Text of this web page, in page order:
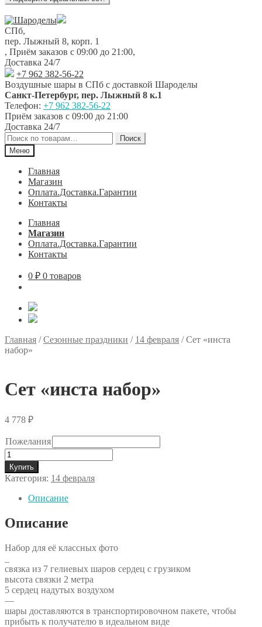
Перейти
к
навигации
Перейти
к
содержимому
СПб,
пер. Лыжный 8, корп. 1
, Приём заказов с 09:00 до 21:00,
Доставка 24/7
+7 962 382-56-22
Воздушные шары в СПб с доставкой Шароделы
Санкт-Петербург, пер. Лыжный 8 к.1
Телефон: +7 962 382-56-22
Приём заказов с 09:00 до 21:00
Доставка 24/7
Искать:
Поиск
Меню
Главная
Магазин
Оплата.Доставка.Гарантии
Контакты
Главная
Магазин
Оплата.Доставка.Гарантии
Контакты
0 ₽ 0 товаров
Главная /Сезонные праздники / 14 февраля /Сет «инста
набор»
Сет «инста набор»
4 778 ₽
Пожелания
Количество
товара
Сет
"инста
набор"
Купить
Категория: 14 февраля
Описание
Описание
Набор для её классных фото
связка из 7 гелиевых шаров сердец с грузиком
высота связки 2 метра
5 сердец надутых воздухом
—
шары доставляются в транспортировочном пакете, чтобы
прибыть к получателю в идеальном виде